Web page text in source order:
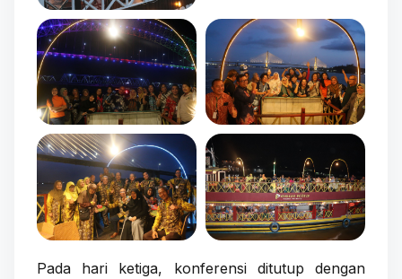
Pada hari ketiga, konferensi ditutup dengan